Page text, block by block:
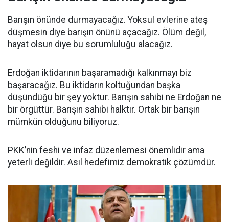
Barışın önünde durmayacağız. Yoksul evlerine ateş
düşmesin diye barışın önünü açacağız. Ölüm değil,
hayat olsun diye bu sorumluluğu alacağız.
Erdoğan iktidarının başaramadığı kalkınmayı biz
başaracağız. Bu iktidarın koltuğundan başka
düşündüğü bir şey yoktur. Barışın sahibi ne Erdoğan ne
bir örgüttür. Barışın sahibi halktır. Ortak bir barışın
mümkün olduğunu biliyoruz.
PKK’nin feshi ve infaz düzenlemesi önemlidir ama
yeterli değildir. Asıl hedefimiz demokratik çözümdür.